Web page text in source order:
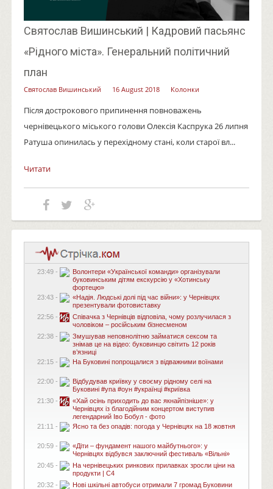
Святослав Вишинський | Кадровий пасьянс
«Рідного міста». Генеральний політичний
план
Святослав Вишинський 16 August 2018 Колонки
Після дострокового припинення повноважень
чернівецького міського голови Олексія Каспрука 26 липня
Ратуша опинилась у перехідному стані, коли старої вл...
Читати
23:49 -
Волонтери «Української команди» організували
буковинським дітям екскурсію у «Хотинську
фортецю»
23:43 -
«Надія. Людські долі під час війни»: у Чернівцях
презентували фотовиставку
22:56 -
Співачка з Чернівців відповіла, чому розлучилася з
чоловіком – російським бізнесменом
22:38 -
Змушував неповнолітню займатися сексом та
знімав це на відео: буковинцю світить 12 років
в’язниці
22:15 -
На Буковині попрощалися з відважними воїнами
22:00 -
Відбудував криївку у своєму рідному селі на
Буковині #упа #оун #українці #криївка
21:30 -
«Хай осінь приходить до вас якнайпізніше»: у
Чернівцях із благодійним концертом виступив
легендарний Іво Бобул - фото
21:11 -
Ясно та без опадів: погода у Чернівцях на 18 жовтня
20:59 -
«Діти – фундамент нашого майбутнього»: у
Чернівцях відбувся заключний фестиваль «Вільні»
20:45 -
На чернівецьких ринкових прилавках зросли ціни на
продукти | C4
20:32 -
Нові шкільні автобуси отримали 7 громад Буковини